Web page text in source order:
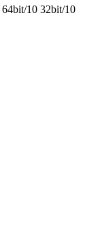
10 32bit/10